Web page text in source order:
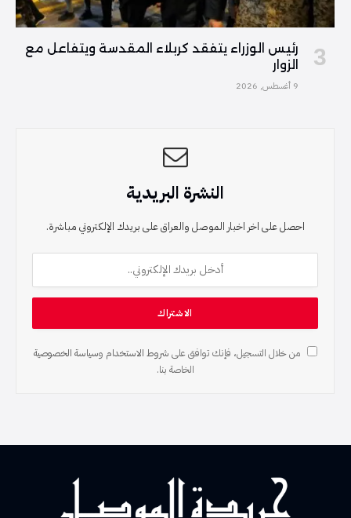
رئيس الوزراء يتفقد كربلاء المقدسة ويتفاعل مع
الزوار
9 أغسطس, 2026
النشرة البريدية
احصل على اخر اخبار الموصل والعراق على بريدك الإلكتروني مباشرة.
من خلال التسجيل، فإنك توافق على شروط الاستخدام وسياسة الخصوصية
الخاصة بنا.